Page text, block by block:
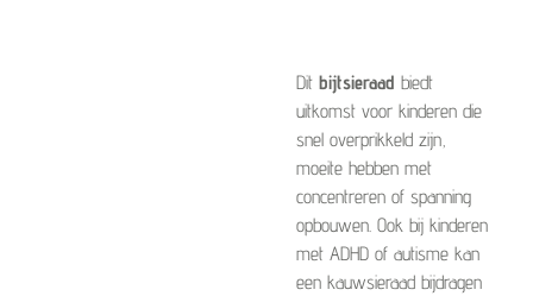
Dit bijtsieraad biedt
uitkomst voor kinderen die
snel overprikkeld zijn,
moeite hebben met
concentreren of spanning
opbouwen. Ook bij kinderen
met ADHD of autisme kan
een kauwsieraad bijdragen